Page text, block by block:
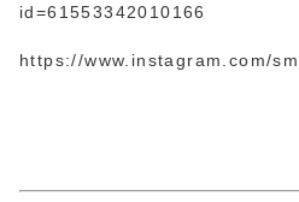
id=61553342010166
https://www.instagram.com/